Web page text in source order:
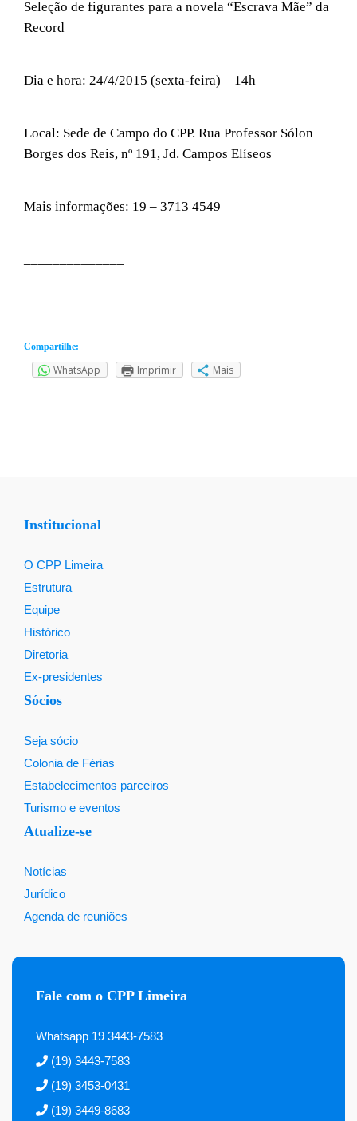
Seleção de figurantes para a novela “Escrava Mãe” da
Record
Dia e hora: 24/4/2015 (sexta-feira) – 14h
Local: Sede de Campo do CPP. Rua Professor Sólon
Borges dos Reis, nº 191, Jd. Campos Elíseos
Mais informações: 19 – 3713 4549
Compartilhe:
WhatsApp Imprimir Mais
Institucional
O CPP Limeira
Estrutura
Equipe
Histórico
Diretoria
Ex-presidentes
Sócios
Seja sócio
Colonia de Férias
Estabelecimentos parceiros
Turismo e eventos
Atualize-se
Notícias
Jurídico
Agenda de reuniões
Fale com o CPP Limeira
Whatsapp 19 3443-7583
(19) 3443-7583
(19) 3453-0431
(19) 3449-8683